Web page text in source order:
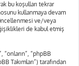
bu koşulları tekrar
kullanmaya devam
ve/veya
de kabul etmiş
“onların”, “phpBB
Takımları”) tarafından